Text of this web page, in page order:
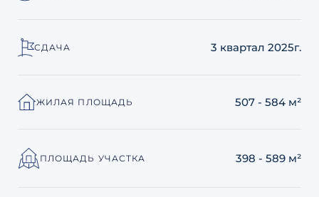
СДАЧА 3 квартал 2025г.
ЖИЛАЯ ПЛОЩАДЬ 507 - 584 м²
ПЛОЩАДЬ УЧАСТКА 398 - 589 м²